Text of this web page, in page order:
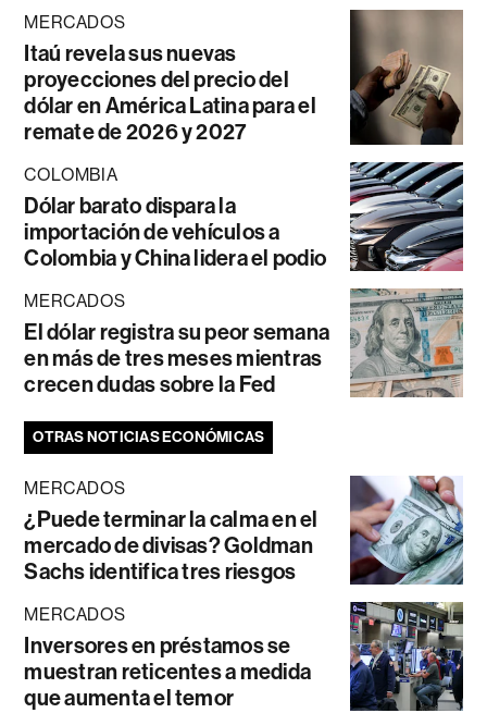
MERCADOS
Itaú revela sus nuevas
proyecciones del precio del
dólar en América Latina para el
remate de 2026 y 2027
COLOMBIA
Dólar barato dispara la
importación de vehículos a
Colombia y China lidera el podio
MERCADOS
El dólar registra su peor semana
en más de tres meses mientras
crecen dudas sobre la Fed
OTRAS NOTICIAS ECONÓMICAS
MERCADOS
¿Puede terminar la calma en el
mercado de divisas? Goldman
Sachs identifica tres riesgos
MERCADOS
Inversores en préstamos se
muestran reticentes a medida
que aumenta el temor